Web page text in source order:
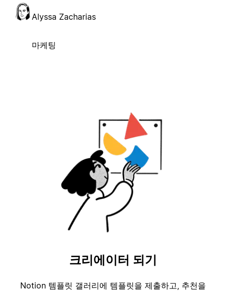
Alyssa Zacharias
마케팅
크리에이터 되기
Notion 템플릿 갤러리에 템플릿을 제출하고, 추천을